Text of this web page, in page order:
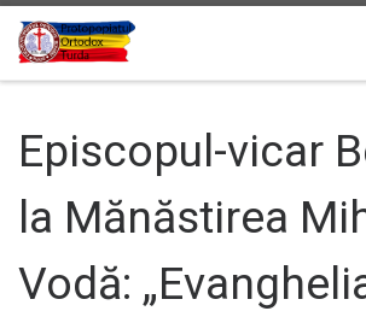
Sari la conținut
Episcopul-vicar
la Mănăstirea
Vodă: